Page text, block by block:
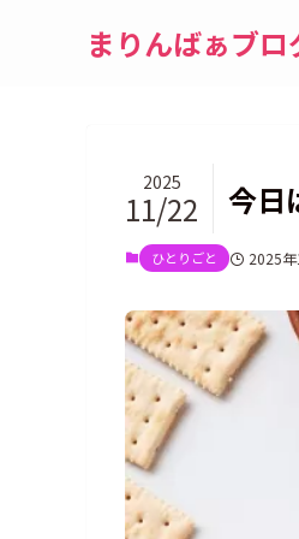
まりんばぁブロ
今日
2025
11/22
ひとりごと 2025